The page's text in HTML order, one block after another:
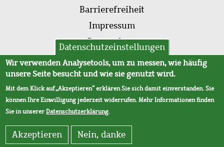
Barrierefreiheit
Impressum
Datenschutz
AVB
Datenschutzeinstellungen
Wir verwenden Analysetools, um zu messen, wie häufig
unsere Seite besucht und wie sie genutzt wird.
Mit dem Klick auf „Akzeptieren“ erklären Sie sich damit einverstanden. Sie
können Ihre Einwilligung jederzeit widerrufen. Mehr Informationen finden
Sie in unsererDatenschutzerklärung.
Akzeptieren Nein, danke